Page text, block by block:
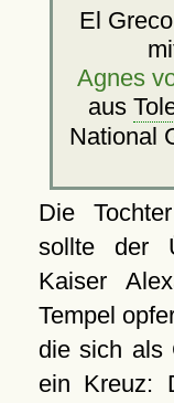
El
Agnes
aus
National
Die
sollte der
Kaiser
Tempel
die sich als
ein Kreuz: